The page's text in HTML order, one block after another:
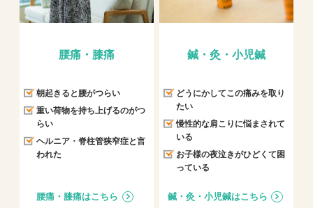
腰痛・膝痛
朝起きると腰がつらい
重い荷物を持ち上げるのがつ
らい
ヘルニア・脊柱管狭窄症と言
われた
腰痛・膝痛はこちら
鍼・灸・小児鍼
どうにかしてこの痛みを取り
たい
慢性的な肩こりに悩まされて
いる
お子様の夜泣きがひどくて困
っている
鍼・灸・小児鍼はこちら